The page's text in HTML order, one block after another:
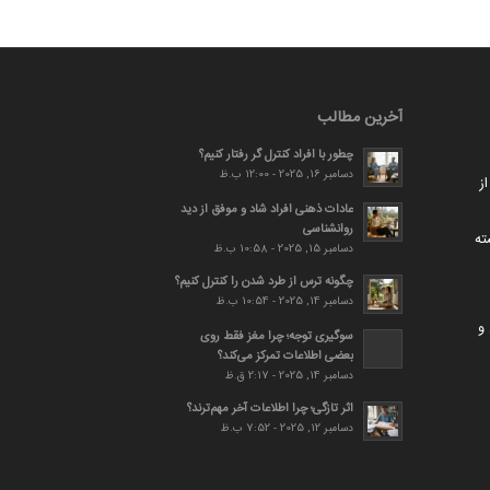
و
آخرین مطالب
چطور با افراد کنترل گر رفتار کنیم؟
دسامبر 16, 2025 - 12:00 ب.ظ
عادات ذهنی افراد شاد و موفق از دید
روانشناسی
دسامبر 15, 2025 - 10:58 ب.ظ
چگونه ترس از طرد شدن را کنترل کنیم؟
دسامبر 14, 2025 - 10:54 ب.ظ
سوگیری توجه؛ چرا مغز فقط روی
بعضی اطلاعات تمرکز می‌کند؟
دسامبر 14, 2025 - 2:17 ق.ظ
اثر تازگی؛ چرا اطلاعات آخر مهم‌ترند؟
دسامبر 12, 2025 - 7:52 ب.ظ